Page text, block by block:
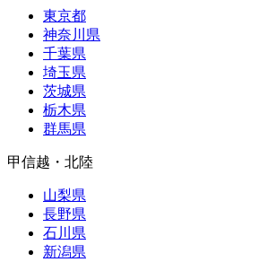
東京都
神奈川県
千葉県
埼玉県
茨城県
栃木県
群馬県
甲信越・北陸
山梨県
長野県
石川県
新潟県